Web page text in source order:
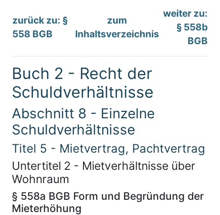
zurück zu: §
558 BGB
zum
Inhaltsverzeichnis
weiter zu:
§ 558b
BGB
Buch 2 - Recht der
Schuldverhältnisse
Abschnitt 8 - Einzelne
Schuldverhältnisse
Titel 5 - Mietvertrag, Pachtvertrag
Untertitel 2 - Mietverhältnisse über
Wohnraum
§ 558a BGB Form und Begründung der
Mieterhöhung